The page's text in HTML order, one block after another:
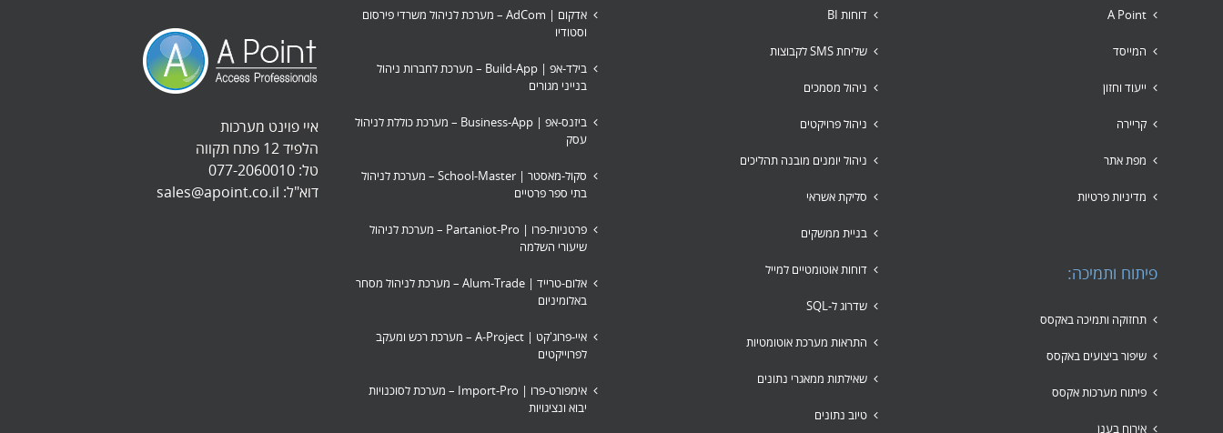
A Point
המייסד
ייעוד וחזון
קריירה
מפת אתר
מדיניות פרטיות
פיתוח ותמיכה:
תחזוקה ותמיכה באקסס
שיפור ביצועים באקסס
פיתוח מערכות אקסס
אירוח בענן
דוחות BI
שליחת SMS לקבוצות
ניהול מסמכים
ניהול פרויקטים
ניהול יומנים מובנה תהליכים
סליקת אשראי
בניית ממשקים
דוחות אוטומטיים למייל
שדרוג ל-SQL
התראות מערכת אוטומטיות
שאילתות ממאגרי נתונים
טיוב נתונים
אדקום | AdCom – מערכת לניהול משרדי פירסום
וסטודיו
בילד-אפ | Build-App – מערכת לחברות ניהול
בנייני מגורים
ביזנס-אפ | Business-App – מערכת כוללת לניהול
עסק
סקול-מאסטר | School-Master – מערכת לניהול
בתי ספר פרטיים
פרטניות-פרו | Partaniot-Pro – מערכת לניהול
שיעורי השלמה
אלום-טרייד | Alum-Trade – מערכת לניהול מסחר
באלומיניום
איי-פרוג'קט | A-Project – מערכת רכש ומעקב
לפרוייקטים
אימפורט-פרו | Import-Pro – מערכת לסוכנויות
יבוא ונציגויות
איי פוינט מערכות
הלפיד 12 פתח תקווה
טל:077-2060010
דוא"ל: sales@apoint.co.il